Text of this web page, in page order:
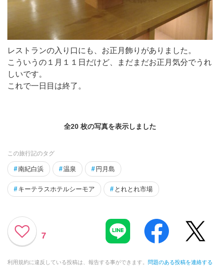
レストランの入り口にも、お正月飾りがありました。
こういうの１月１１日だけど、まだまだお正月気分でうれ
しいです。
これで一日目は終了。
全20 枚の写真を表示しました
この旅行記のタグ
#南紀白浜 #温泉 # 円月島
# キーテラスホテルシーモア # とれとれ市場
7
利用規約に違反している投稿は、報告する事ができます。 問題のある投稿を連絡する